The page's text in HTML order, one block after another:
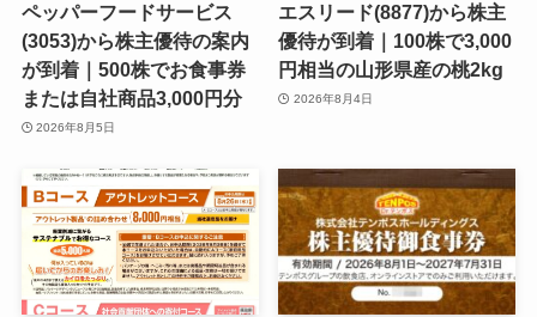
ペッパーフードサービス
(3053)から株主優待の案内
が到着｜500株でお食事券
または自社商品3,000円分
2026年8月5日
エスリード(8877)から株主
優待が到着｜100株で3,000
円相当の山形県産の桃2kg
2026年8月4日